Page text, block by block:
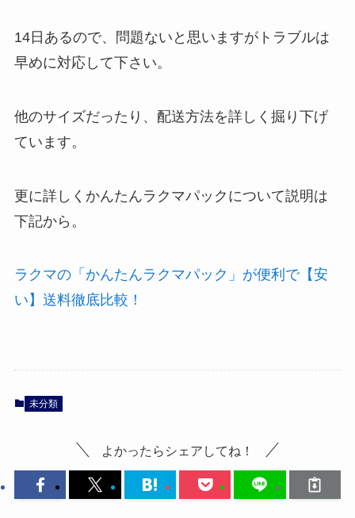
14日あるので、問題ないと思いますがトラブルは
早めに対応して下さい。
他のサイズだったり、配送方法を詳しく掘り下げ
ています。
更に詳しくかんたんラクマパックについて説明は
下記から。
ラクマの「かんたんラクマパック」が便利で【安
い】送料徹底比較！
未分類
よかったらシェアしてね！